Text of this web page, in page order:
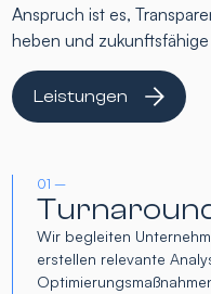
Anspruch ist es,
heben und
Leistungen
01 –
Wir begleiten
erstellen relevante